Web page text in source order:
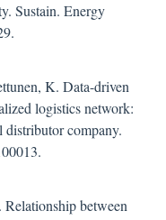
Sustain. Energy
K. Data-driven
logistics network:
distributor company.
between